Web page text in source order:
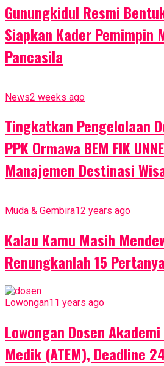
Gunungkidul Resmi
Siapkan Kader Pemimpin
Pancasila
News2 weeks ago
Tingkatkan Pengelolaan
PPK Ormawa BEM FIK
Manajemen Destinasi
Muda & Gembira12 years ago
Kalau Kamu Masih
Renungkanlah 15
Lowongan11 years ago
Lowongan Dosen
Medik (ATEM), Deadline